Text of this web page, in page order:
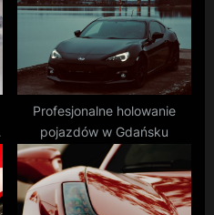
Profesjonalne holowanie
pojazdów w Gdańsku